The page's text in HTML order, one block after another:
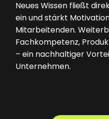
Neues Wissen fließt
ein und stärkt
Mitarbeitenden.
Fachkompetenz,
– ein nachhaltiger
Unternehmen.